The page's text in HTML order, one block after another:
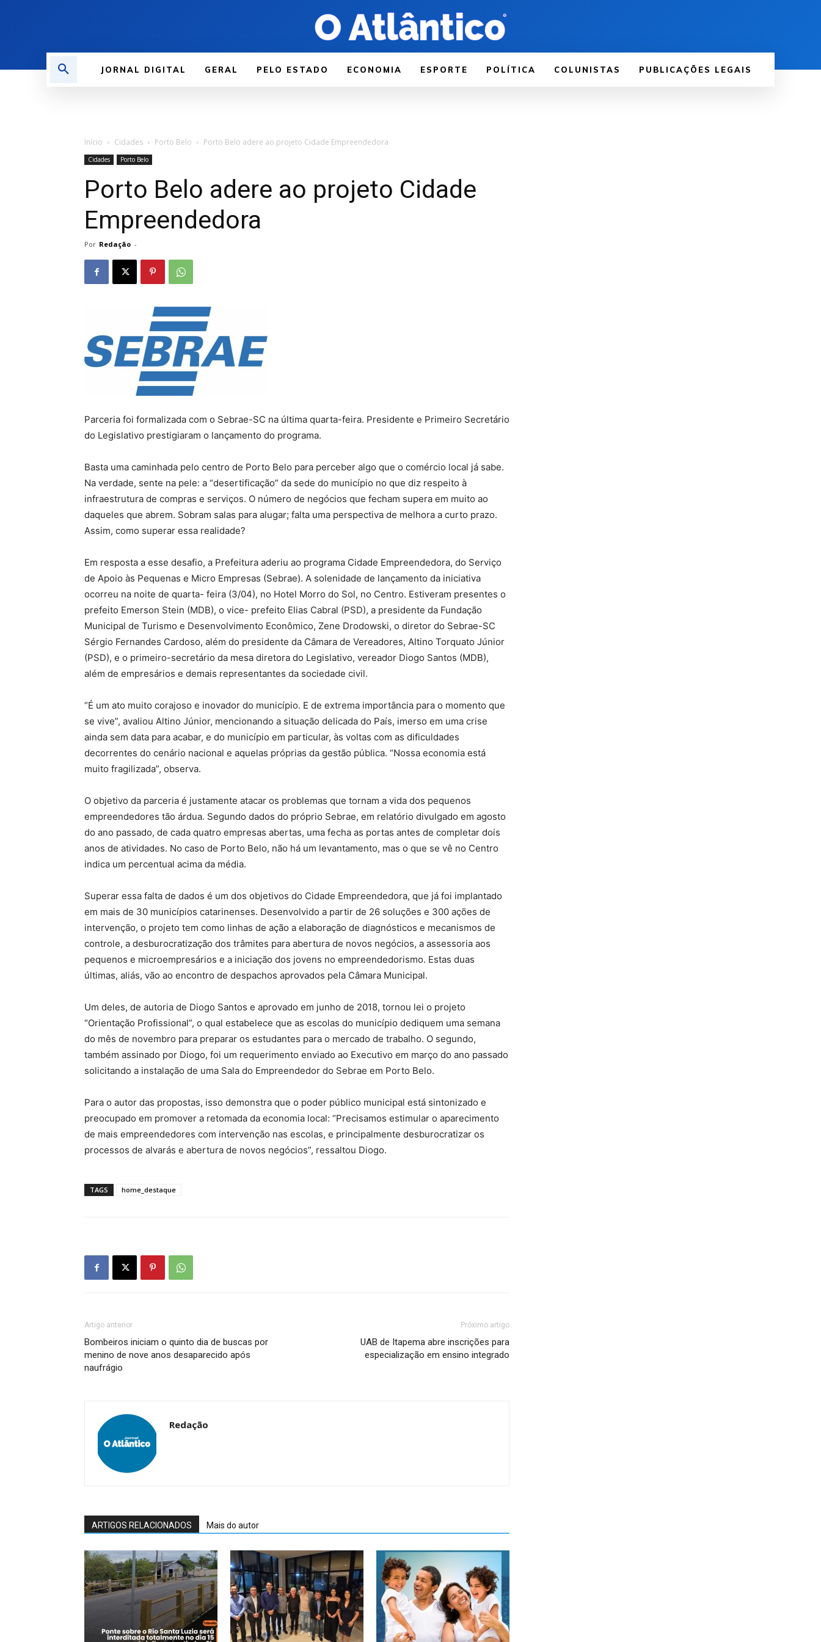
JORNAL DIGITAL GERAL PELO ESTADO ECONOMIA ESPORTE POLÍTICA COLUNISTAS PUBLICAÇÕES LEGAIS
Início Cidades Porto Belo Porto Belo adere ao projeto Cidade Empreendedora
Cidades Porto Belo
Porto Belo adere ao projeto Cidade
Empreendedora
Por Redação -
Parceria foi formalizada com o Sebrae-SC na última quarta-feira. Presidente e Primeiro Secretário
do Legislativo prestigiaram o lançamento do programa.
Basta uma caminhada pelo centro de Porto Belo para perceber algo que o comércio local já sabe.
Na verdade, sente na pele: a “desertificação” da sede do município no que diz respeito à
infraestrutura de compras e serviços. O número de negócios que fecham supera em muito ao
daqueles que abrem. Sobram salas para alugar; falta uma perspectiva de melhora a curto prazo.
Assim, como superar essa realidade?
Em resposta a esse desafio, a Prefeitura aderiu ao programa Cidade Empreendedora, do Serviço
de Apoio às Pequenas e Micro Empresas (Sebrae). A solenidade de lançamento da iniciativa
ocorreu na noite de quarta- feira (3/04), no Hotel Morro do Sol, no Centro. Estiveram presentes o
prefeito Emerson Stein (MDB), o vice- prefeito Elias Cabral (PSD), a presidente da Fundação
Municipal de Turismo e Desenvolvimento Econômico, Zene Drodowski, o diretor do Sebrae-SC
Sérgio Fernandes Cardoso, além do presidente da Câmara de Vereadores, Altino Torquato Júnior
(PSD), e o primeiro-secretário da mesa diretora do Legislativo, vereador Diogo Santos (MDB),
além de empresários e demais representantes da sociedade civil.
“É um ato muito corajoso e inovador do município. E de extrema importância para o momento que
se vive”, avaliou Altino Júnior, mencionando a situação delicada do País, imerso em uma crise
ainda sem data para acabar, e do município em particular, às voltas com as dificuldades
decorrentes do cenário nacional e aquelas próprias da gestão pública. “Nossa economia está
muito fragilizada”, observa.
O objetivo da parceria é justamente atacar os problemas que tornam a vida dos pequenos
empreendedores tão árdua. Segundo dados do próprio Sebrae, em relatório divulgado em agosto
do ano passado, de cada quatro empresas abertas, uma fecha as portas antes de completar dois
anos de atividades. No caso de Porto Belo, não há um levantamento, mas o que se vê no Centro
indica um percentual acima da média.
Superar essa falta de dados é um dos objetivos do Cidade Empreendedora, que já foi implantado
em mais de 30 municípios catarinenses. Desenvolvido a partir de 26 soluções e 300 ações de
intervenção, o projeto tem como linhas de ação a elaboração de diagnósticos e mecanismos de
controle, a desburocratização dos trâmites para abertura de novos negócios, a assessoria aos
pequenos e microempresários e a iniciação dos jovens no empreendedorismo. Estas duas
últimas, aliás, vão ao encontro de despachos aprovados pela Câmara Municipal.
Um deles, de autoria de Diogo Santos e aprovado em junho de 2018, tornou lei o projeto
“Orientação Profissional”, o qual estabelece que as escolas do município dediquem uma semana
do mês de novembro para preparar os estudantes para o mercado de trabalho. O segundo,
também assinado por Diogo, foi um requerimento enviado ao Executivo em março do ano passado
solicitando a instalação de uma Sala do Empreendedor do Sebrae em Porto Belo.
Para o autor das propostas, isso demonstra que o poder público municipal está sintonizado e
preocupado em promover a retomada da economia local: “Precisamos estimular o aparecimento
de mais empreendedores com intervenção nas escolas, e principalmente desburocratizar os
processos de alvarás e abertura de novos negócios”, ressaltou Diogo.
TAGS home_destaque
Artigo anterior
Bombeiros iniciam o quinto dia de buscas por
menino de nove anos desaparecido após
naufrágio
Próximo artigo
UAB de Itapema abre inscrições para
especialização em ensino integrado
Redação
ARTIGOS RELACIONADOS Mais do autor